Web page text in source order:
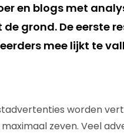
en blogs met
grond. De eerste
mee lijkt te
worden
zeven. Veel